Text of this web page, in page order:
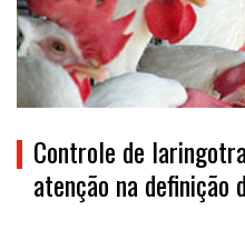
Controle de
atenção na definição